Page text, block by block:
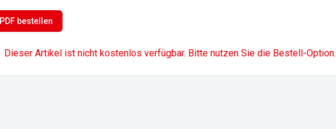
PDF bestellen
Dieser Artikel ist nicht kostenlos verfügbar. Bitte nutzen Sie die Bestell-Option.